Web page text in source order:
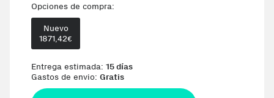
Opciones de compra:
Nuevo
1871,42€
Entrega estimada: 15 días
Gastos de envio: Gratis